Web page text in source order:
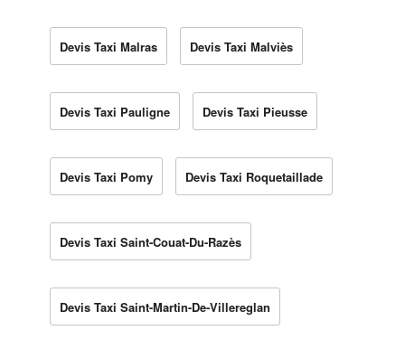
Devis Taxi Malras Devis Taxi Malviès
Devis Taxi Pauligne Devis Taxi Pieusse
Devis Taxi Pomy Devis Taxi Roquetaillade
Devis Taxi Saint-Couat-Du-Razès
Devis Taxi Saint-Martin-De-Villereglan